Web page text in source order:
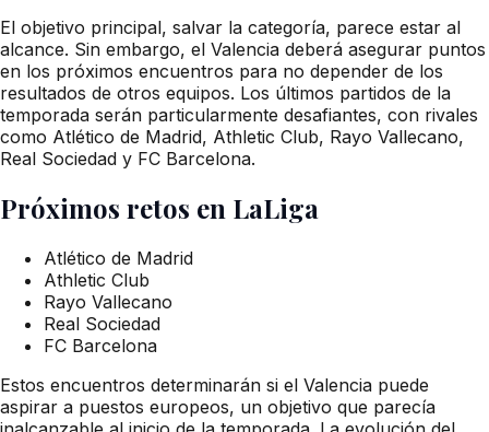
El objetivo principal, salvar la categoría, parece estar al
alcance. Sin embargo, el Valencia deberá asegurar puntos
en los próximos encuentros para no depender de los
resultados de otros equipos. Los últimos partidos de la
temporada serán particularmente desafiantes, con rivales
como Atlético de Madrid, Athletic Club, Rayo Vallecano,
Real Sociedad y FC Barcelona.
Próximos retos en LaLiga
Atlético de Madrid
Athletic Club
Rayo Vallecano
Real Sociedad
FC Barcelona
Estos encuentros determinarán si el Valencia puede
aspirar a puestos europeos, un objetivo que parecía